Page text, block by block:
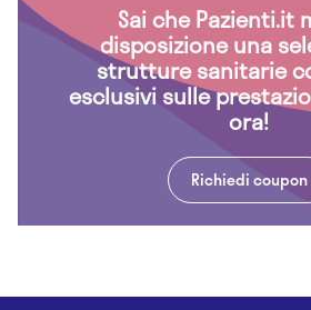
Sai che Pazienti.it
disposizione una
strutture sanitarie
esclusivi sulle
ora!
Richiedi coupon